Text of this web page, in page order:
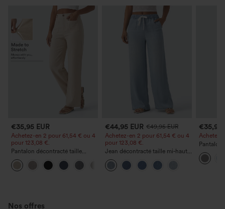
€35,95 EUR
Achetez-en 2 pour 61,54 € ou 4
pour 123,08 €.
Pantalon décontracté taille
haute à jambe droite, effet lin,
avec poches
€44,95 EUR €49,95 EUR
Achetez-en 2 pour 61,54 € ou 4
pour 123,08 €.
Jean décontracté taille mi‑haute,
à cordon de serrage, avec
poches
€35,95
Achetez-
Pantalon
poches
Nos offres